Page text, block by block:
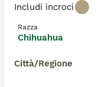
Includi incroci
Razza
Chihuahua
Città/Regione